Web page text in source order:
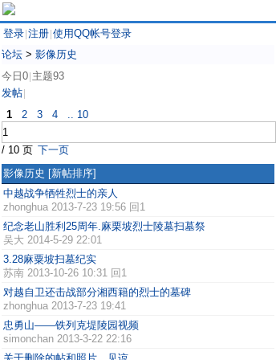
登录 注册 使用QQ帐号登录
论坛 > 影像历史
今日0 主题93
发帖
1 2 3 4 .. 10
/ 10 页 下一页
影像历史 [新帖排序]
中越战争牺牲烈士的亲人
zhonghua 2013-7-23 19:56 回1
纪念老山胜利25周年.麻栗坡烈士陵墓扫墓祭
吴大 2014-5-29 22:01
3.28麻粟坡扫墓纪实
苏南 2013-10-26 10:31 回1
对越自卫还击战部分湘西籍的烈士的墓碑
zhonghua 2013-7-23 19:41
忠勇山——铁列克堤陵园视频
simonchan 2013-3-22 22:16